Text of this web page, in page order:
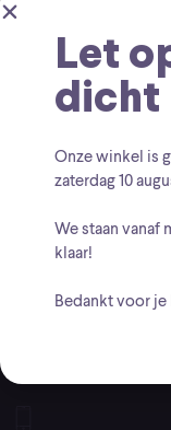
KVK: 67164218
BTW: NL001661756B20
Adres
Let
dicht
Onze winkel is
zaterdag 10
We staan vanaf
klaar!
Bedankt voor je